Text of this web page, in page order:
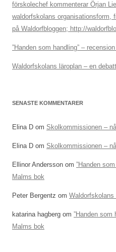
förskolechef kommenterar Örjan
waldorfskolans organisationsform,
på Waldorfbloggen; http://
”Handen som handling” –
Waldorfskolans läroplan – en
SENASTE KOMMENTARER
Elina D om Skolkommissionen –
Elina D om Skolkommissionen –
Ellinor Andersson om ”Handen
Malms bok
Peter Bergentz om Waldorfskolans
katarina hagberg om ”Handen som
Malms bok